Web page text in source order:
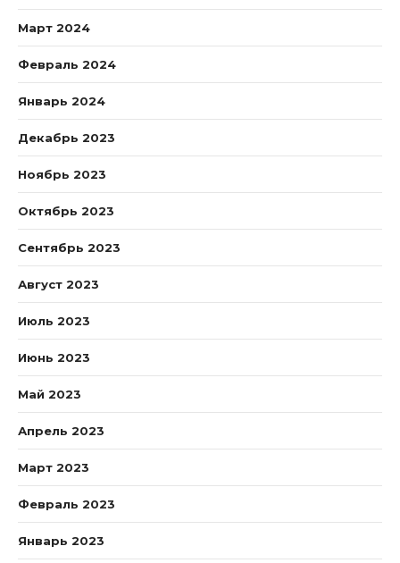
Март 2024
Февраль 2024
Январь 2024
Декабрь 2023
Ноябрь 2023
Октябрь 2023
Сентябрь 2023
Август 2023
Июль 2023
Июнь 2023
Май 2023
Апрель 2023
Март 2023
Февраль 2023
Январь 2023